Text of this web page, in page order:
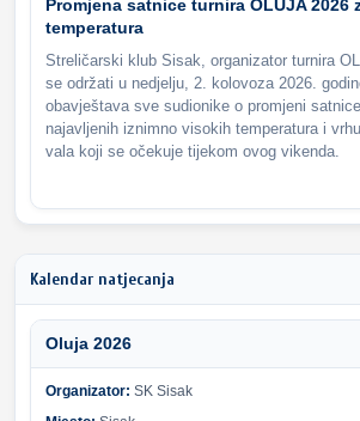
Promjena satnice turnira OLUJA 2026
temperatura
Streličarski klub Sisak, organizator turnira
se održati u nedjelju, 2. kolovoza 2026.
obavještava sve sudionike o promjeni
najavljenih iznimno visokih temperatura i
vala koji se očekuje tijekom ovog vikenda.
Kalendar natjecanja
Oluja 2026
Organizator: SK Sisak